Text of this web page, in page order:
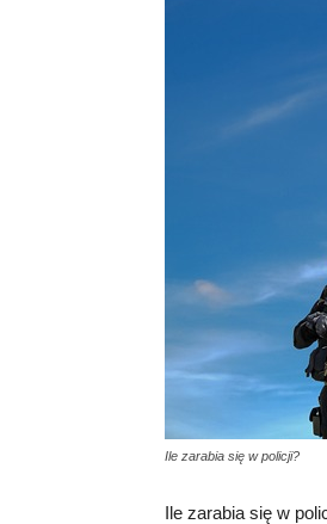
Ile zarabia się w policji?
Ile zarabia się w